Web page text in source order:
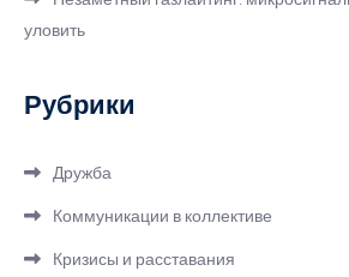
уловить
Рубрики
Дружба
Коммуникации в коллективе
Кризисы и расставания